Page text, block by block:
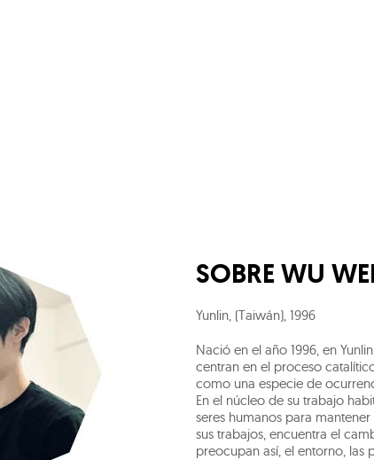
SOBRE WU
Yunlin, (Taiwán), 1996
Nació en el año 1996, en
centran en el proceso
como una especie de
En el núcleo de su trabajo
seres humanos para
sus trabajos, encuentra el
preocupan así, el entorno, las